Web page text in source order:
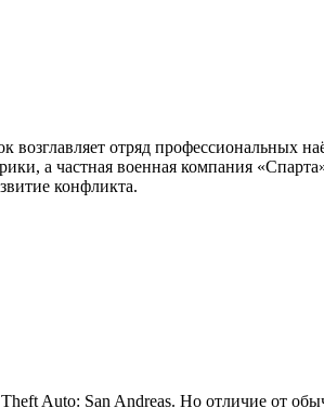
возглавляет отряд профессиональных
а частная военная компания
конфликта.
Auto: San Andreas. Но отличие от